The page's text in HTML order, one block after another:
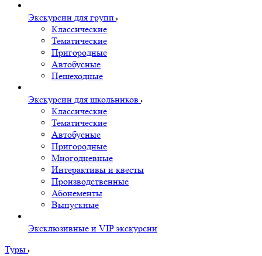
Экскурсии для групп
Классические
Тематические
Пригородные
Автобусные
Пешеходные
Экскурсии для школьников
Классические
Тематические
Автобусные
Пригородные
Многодневные
Интерактивы и квесты
Производственные
Абонементы
Выпускные
Эксклюзивные и VIP экскурсии
Туры